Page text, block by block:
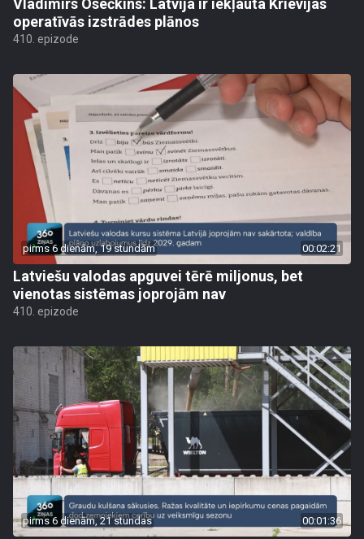
Vladimirs Osečkins: Latvija ir iekļauta Krievijas
operatīvās izstrādes plānos
410. epizode
pirms 6 dienām, 19 stundām 00:02:21
Latviešu valodas apguvei tērē miljonus, bet
vienotas sistēmas joprojām nav
410. epizode
pirms 6 dienām, 21 stundas 00:01:36